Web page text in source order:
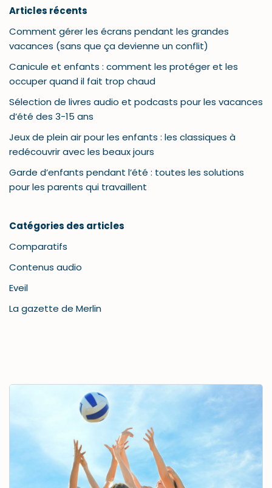
Articles récents
Comment gérer les écrans pendant les grandes
vacances (sans que ça devienne un conflit)
Canicule et enfants : comment les protéger et les
occuper quand il fait trop chaud
Sélection de livres audio et podcasts pour les vacances
d’été des 3-15 ans
Jeux de plein air pour les enfants : les classiques à
redécouvrir avec les beaux jours
Garde d’enfants pendant l’été : toutes les solutions
pour les parents qui travaillent
Catégories des articles
Comparatifs
Contenus audio
Eveil
La gazette de Merlin